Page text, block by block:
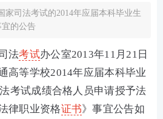
家司法考试的2014年应届本科毕业生
的公告
法考试办公室2013年11月21日
高等学校2014年应届本科毕业
考试成绩合格人员申请授予法
律职业资格证书》事宜公告如